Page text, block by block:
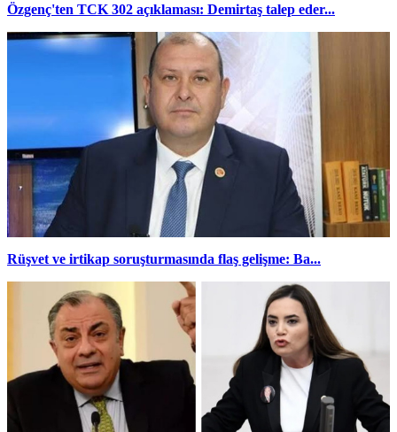
Özgenç'ten TCK 302 açıklaması: Demirtaş talep eder...
Rüşvet ve irtikap soruşturmasında flaş gelişme: Ba...